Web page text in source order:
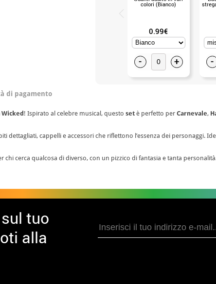
colori (Bianco)
0.99€
- + -
di pagamento
Wicked! Ispirato al celebre musical, questo set è perfetto per Carnevale,
dettagliati, cappelli e accessori che riflettono l’essenza dei personaggi.
chi cerca qualcosa di diverso, con un pizzico di fantasia e tanta
tuo
alla